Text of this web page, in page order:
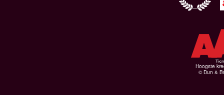
Hoogste
© Dun &